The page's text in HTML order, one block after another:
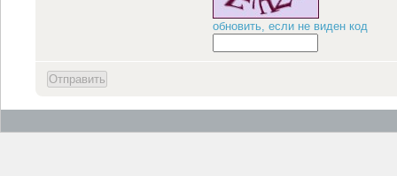
обновить, если не виден код